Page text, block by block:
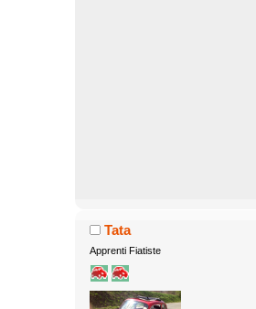
Tata
Apprenti Fiatiste